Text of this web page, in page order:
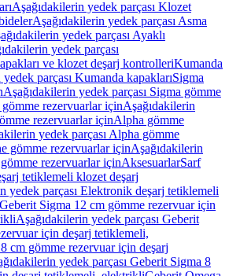
Aşağıdakilerin yedek parçası Klozet
Aşağıdakilerin yedek parçası Asma
yedek parçası Ayaklı
yedek parçası
ve klozet deşarj kontrolleriKumanda
parçası Kumanda kapaklarıSigma
Aşağıdakilerin yedek parçası Sigma gömme
rezervuarlar içinAşağıdakilerin
rezervuarlar içinAlpha gömme
yedek parçası Alpha gömme
gömme rezervuarlar içinAşağıdakilerin
rezervuarlar içinAksesuarlarSarf
tetiklemeli klozet deşarj
yedek parçası Elektronik deşarj tetiklemeli
Geberit Sigma 12 cm gömme rezervuar için
Aşağıdakilerin yedek parçası Geberit
için deşarj tetiklemeli,
cm gömme rezervuar için deşarj
yedek parçası Geberit Sigma 8